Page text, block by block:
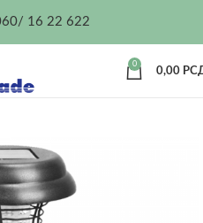
16 22 622
0
0,00